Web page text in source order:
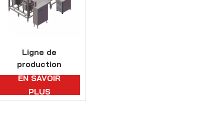
Ligne de
production
continue de pâte à
gâteau avec
certificat CE
EN SAVOIR
PLUS